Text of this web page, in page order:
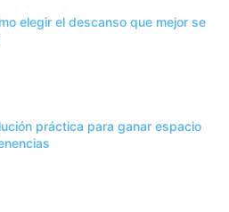
elegir el descanso que mejor se
práctica para ganar espacio